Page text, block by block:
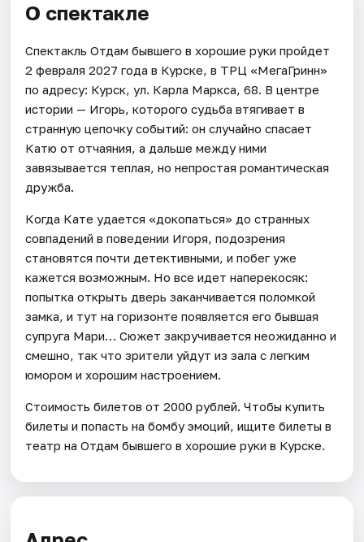
О спектакле
Спектакль Отдам бывшего в хорошие руки пройдет
2 февраля 2027 года в Курске, в ТРЦ «МегаГринн»
по адресу: Курск, ул. Карла Маркса, 68. В центре
истории — Игорь, которого судьба втягивает в
странную цепочку событий: он случайно спасает
Катю от отчаяния, а дальше между ними
завязывается теплая, но непростая романтическая
дружба.
Когда Кате удается «докопаться» до странных
совпадений в поведении Игоря, подозрения
становятся почти детективными, и побег уже
кажется возможным. Но все идет наперекосяк:
попытка открыть дверь заканчивается поломкой
замка, и тут на горизонте появляется его бывшая
супруга Мари… Сюжет закручивается неожиданно и
смешно, так что зрители уйдут из зала с легким
юмором и хорошим настроением.
Стоимость билетов от 2000 рублей. Чтобы купить
билеты и попасть на бомбу эмоций, ищите билеты в
театр на Отдам бывшего в хорошие руки в Курске.